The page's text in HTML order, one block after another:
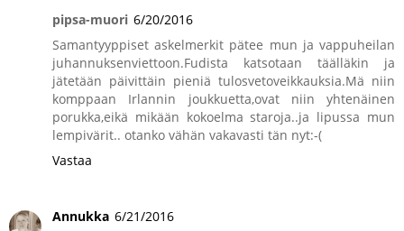
pipsa-muori 6/20/2016
Samantyyppiset askelmerkit pätee mun ja vappuheilan
juhannuksenviettoon.Fudista katsotaan täälläkin ja
jätetään päivittäin pieniä tulosvetoveikkauksia.Mä niin
komppaan Irlannin joukkuetta,ovat niin yhtenäinen
porukka,eikä mikään kokoelma staroja..ja lipussa mun
lempivärit.. otanko vähän vakavasti tän nyt:-(
Vastaa
Annukka 6/21/2016